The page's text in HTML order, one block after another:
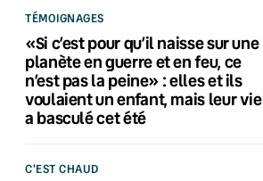
TÉMOIGNAGES
«Si c’est pour qu’il naisse sur une
planète en guerre et en feu, ce
n’est pas la peine» : elles et ils
voulaient un enfant, mais leur vie
a basculé cet été
C'EST CHAUD